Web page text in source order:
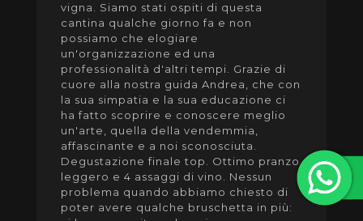
vigna. Siamo stati ospiti di questa
cantina qualche giorno fa e non
possiamo che elogiare
un'organizzazione ed una
professionalità d'altri tempi. Grazie di
cuore alla nostra guida Andrea, che con
la sua simpatia e la sua educazione ci
ha fatto scoprire e conoscere meglio
un'arte, quella della vendemmia,
affascinante e a noi sconosciuta.
Degustazione finale top. Ottimo pranzo
leggero e 4 assaggi di vino. Nessun
problema quando abbiamo chiesto di
poter avere qualche bruschetta in più: